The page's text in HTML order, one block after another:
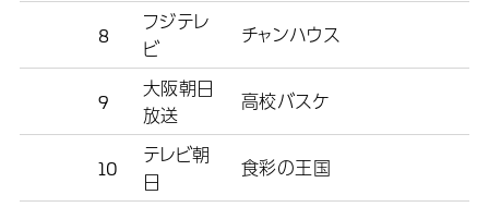
8
フジテレ
ビ
チャンハウス
9
大阪朝日
放送
高校バスケ
10
テレビ朝
日
食彩の王国